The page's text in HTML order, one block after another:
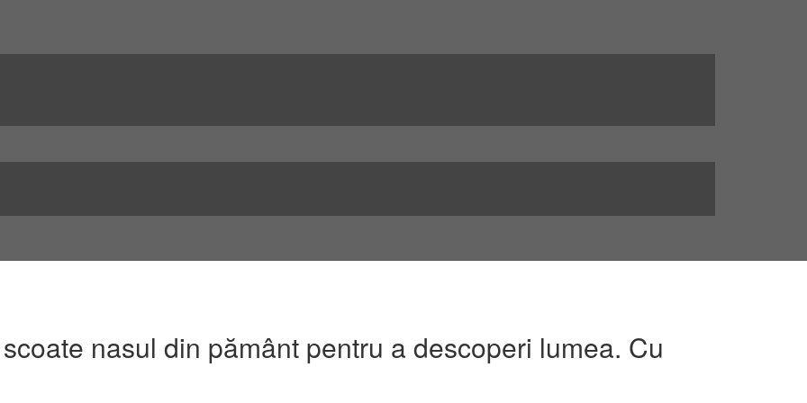
nasul din pământ pentru a descoperi lumea. Cu